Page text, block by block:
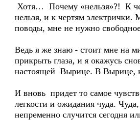
Хотя… Почему «нельзя»?! К
нельзя, и к чертям
поводы, мне не нужно
Ведь я же знаю - стоит мне на
прикрыть глаза, и я окажусь
настоящей Вырице. В Вырице,
И вновь придет то самое
легкости и ожидания чуда.
непременно случится сегодня